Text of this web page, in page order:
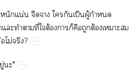
น่​​​​​ป็​ู้​​
​​ต้​​​​​ต้​​​
ไม่​?
​”